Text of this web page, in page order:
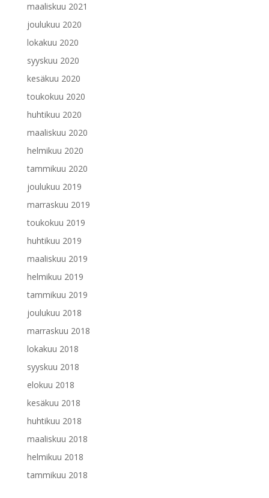
maaliskuu 2021
joulukuu 2020
lokakuu 2020
syyskuu 2020
kesäkuu 2020
toukokuu 2020
huhtikuu 2020
maaliskuu 2020
helmikuu 2020
tammikuu 2020
joulukuu 2019
marraskuu 2019
toukokuu 2019
huhtikuu 2019
maaliskuu 2019
helmikuu 2019
tammikuu 2019
joulukuu 2018
marraskuu 2018
lokakuu 2018
syyskuu 2018
elokuu 2018
kesäkuu 2018
huhtikuu 2018
maaliskuu 2018
helmikuu 2018
tammikuu 2018